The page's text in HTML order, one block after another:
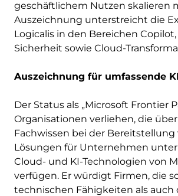
geschäftlichem Nutzen skalieren
Auszeichnung unterstreicht die
Logicalis in den Bereichen
Sicherheit sowie Cloud-
Auszeichnung für umfassende
Der Status als „Microsoft Frontier
Organisationen verliehen, die
Fachwissen bei der Bereitstellung
Lösungen für Unternehmen unter
Cloud- und KI-Technologien von
verfügen. Er würdigt Firmen, die
technischen Fähigkeiten als auch